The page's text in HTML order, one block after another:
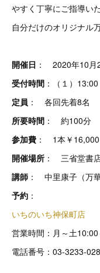
やすく丁寧にご指導い
自分だけのオリジナル
開催日 ： 2020年10月
受付時間 ：（１）
定員 ： 各回先着8名
所要時間 ： 約100分
参加費 ： 1本￥16,000
開催場所 ： 三省堂書
講師 ： 中里康子（万華
予約 ：
いちのいち神保町店
営業時間：月～土
電話番号：03-3233-